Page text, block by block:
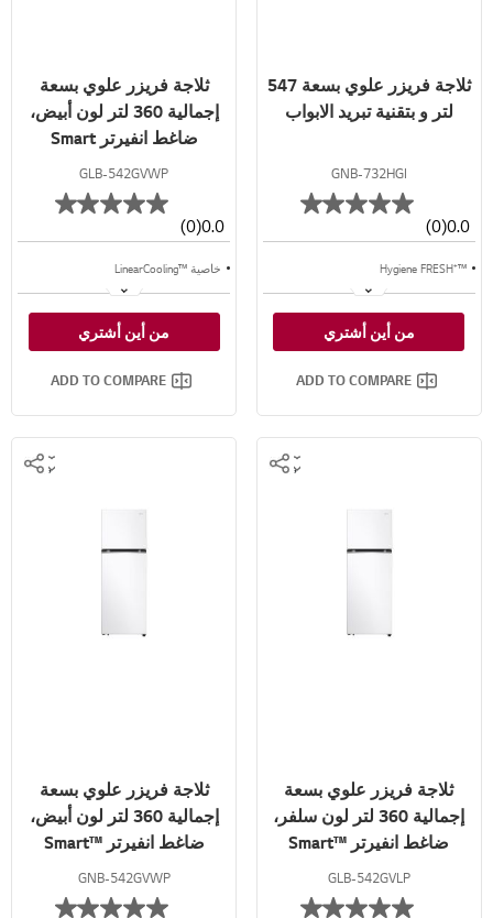
ثلاجة فريزر علوي بسعة 547
لتر و بتقنية تبريد الابواب
GNB-732HGI
0.0
(0)
™⁺Hygiene FRESH
ضاغط انفيرتر ذكي
تبريد خطي™
من أين أشتري
ADD TO COMPARE
ثلاجة فريزر علوي بسعة
إجمالية 360 لتر لون أبيض،
ضاغط انفيرتر Smart
Inverter™
GLB-542GVWP
0.0
(0)
خاصية ™LinearCooling
تدفق متعدد للهواء
من أين أشتري
ADD TO COMPARE
ثلاجة فريزر علوي بسعة
إجمالية 360 لتر لون سلفر،
ضاغط انفيرتر ™Smart
Inverter
GLB-542GVLP
ثلاجة فريزر علوي بسعة
إجمالية 360 لتر لون أبيض،
ضاغط انفيرتر ™Smart
Inverter
GNB-542GVWP